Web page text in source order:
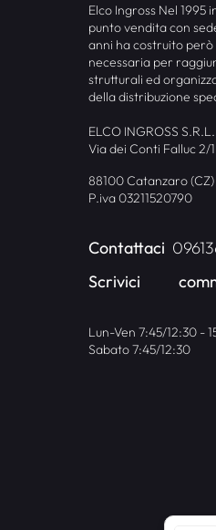
Elco Ingross Nel 1995
punto vendita con
anni ha costruito però
necessaria per
strutturali ed
della distribuzione
ELCO INGROSS S.R.L.
Via dei Conti Falluc 2/1
88100 Catanzaro (CZ)
P.iva 03211520790
Contattaci
Scrivici
Lun-Ven 7:45/12:30 -
Sabato 7:45/12:30